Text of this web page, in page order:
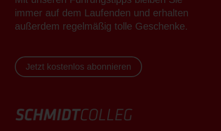
immer auf dem Laufenden und erhalten
außerdem regelmäßig tolle Geschenke.
Jetzt kostenlos abonnieren